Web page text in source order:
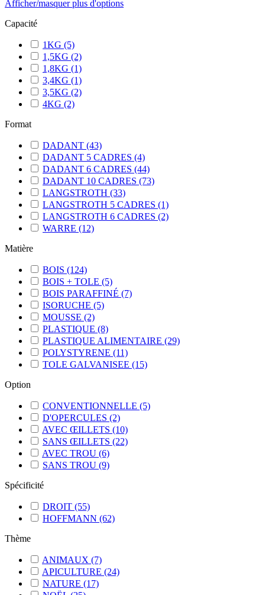
Afficher/masquer plus d'options
Capacité
1KG (5)
1,5KG (2)
1,8KG (1)
3,4KG (1)
3,5KG (2)
4KG (2)
Format
DADANT (43)
DADANT 5 CADRES (4)
DADANT 6 CADRES (44)
DADANT 10 CADRES (73)
LANGSTROTH (33)
LANGSTROTH 5 CADRES (1)
LANGSTROTH 6 CADRES (2)
WARRE (12)
Matière
BOIS (124)
BOIS + TOLE (5)
BOIS PARAFFINÉ (7)
ISORUCHE (5)
MOUSSE (2)
PLASTIQUE (8)
PLASTIQUE ALIMENTAIRE (29)
POLYSTYRENE (11)
TOLE GALVANISEE (15)
Option
CONVENTIONNELLE (5)
D'OPERCULES (2)
AVEC ŒILLETS (10)
SANS ŒILLETS (22)
AVEC TROU (6)
SANS TROU (9)
Spécificité
DROIT (55)
HOFFMANN (62)
Thème
ANIMAUX (7)
APICULTURE (24)
NATURE (17)